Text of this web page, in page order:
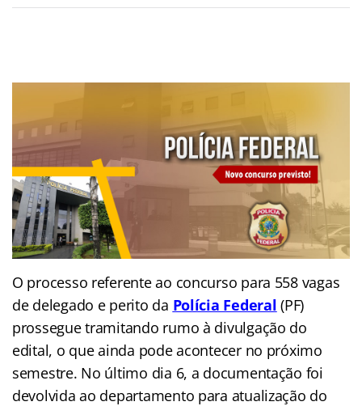
O processo referente ao concurso para 558 vagas
de delegado e perito da Polícia Federal (PF)
prossegue tramitando rumo à divulgação do
edital, o que ainda pode acontecer no próximo
semestre. No último dia 6, a documentação foi
devolvida ao departamento para atualização do